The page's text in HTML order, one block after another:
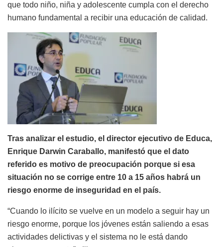
que todo niño, niña y adolescente cumpla con el derecho
humano fundamental a recibir una educación de calidad.
Tras analizar el estudio, el director ejecutivo de Educa,
Enrique Darwin Caraballo, manifestó que el dato
referido es motivo de preocupación porque si esa
situación no se corrige entre 10 a 15 años habrá un
riesgo enorme de inseguridad en el país.
“Cuando lo ilícito se vuelve en un modelo a seguir hay un
riesgo enorme, porque los jóvenes están saliendo a esas
actividades delictivas y el sistema no le está dando